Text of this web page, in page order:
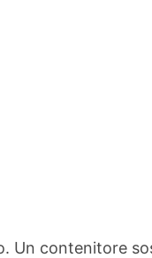
Un contenitore